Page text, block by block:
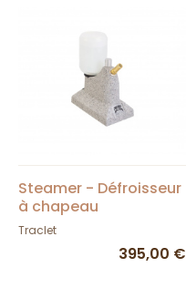
Steamer - Défroisseur
à chapeau
Traclet
395,00 €